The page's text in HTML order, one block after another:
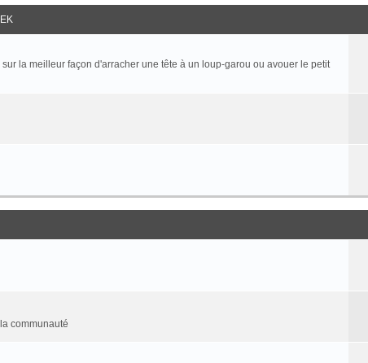
la meilleur façon d'arracher une tête à un loup-garou ou avouer le petit
communauté